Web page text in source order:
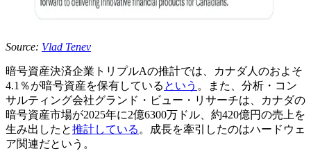
Source: Vlad Tenev
暗号資産決済企業トリプルAの推計では、カナダ人のおよそ
4.1％が暗号資産を保有している という 。また、分析・コン
サルティング会社グランド・ビュー・リサーチは、カナダの
暗号資産市場が2025年に2億6300万ドル、約420億円の売上を
生み出したと推計している 。成長を牽引したのはハードウェ
ア関連だという。